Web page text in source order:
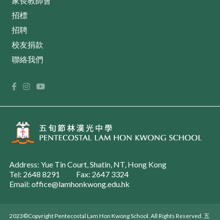
招標
招聘
校友捐款
聯絡我們
Address: Yue Tin Court, Shatin, NT, Hong Kong
Tel: 2648 8291
Fax: 2647 3324
Email: office@lamhonkwong.edu.hk
2023©Copyright Pentecostal Lam Hon Kwong School. All Rights Reserved. 五